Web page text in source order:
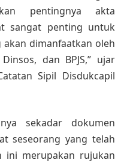
pentingnya akta
sangat penting untuk
dimanfaatkan oleh
dan BPJS,” ujar
Sipil Disdukcapil
sekadar dokumen
seseorang yang telah
ini merupakan rujukan